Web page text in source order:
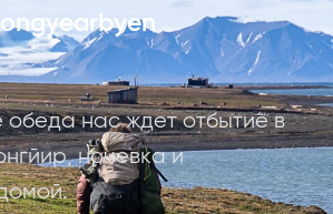
обеда нас ждет отбытие в
ночевка и